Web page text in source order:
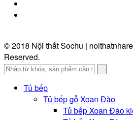
© 2018 Nội thất Sochu |
Reserved.
Tủ bếp
Tủ bếp gỗ Xoan Đào
Tủ bếp Xoan Đào